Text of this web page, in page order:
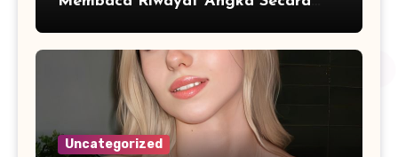
Uncategorized